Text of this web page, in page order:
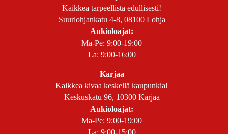
Kaikkea tarpeellista edullisesti!
Suurlohjankatu 4-8, 08100 Lohja
Aukioloajat:
Ma-Pe: 9:00-19:00
La: 9:00-16:00
Karjaa
Kaikkea kivaa keskellä kaupunkia!
Keskuskatu 96, 10300 Karjaa
Aukioloajat:
Ma-Pe: 9:00-19:00